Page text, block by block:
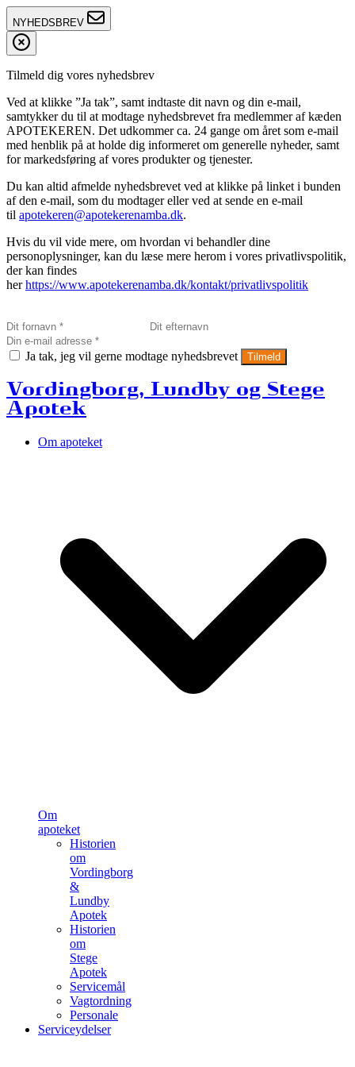
NYHEDSBREV
Tilmeld dig vores nyhedsbrev
Ved at klikke ”Ja tak”, samt indtaste dit navn og din e-mail,
samtykker du til at modtage nyhedsbrevet fra medlemmer af kæden
APOTEKEREN. Det udkommer ca. 24 gange om året som e-mail
med henblik på at holde dig informeret om generelle nyheder, samt
for markedsføring af vores produkter og tjenester.
Du kan altid afmelde nyhedsbrevet ved at klikke på linket i bunden
af den e-mail, som du modtager eller ved at sende en e-mail
til apotekeren@apotekerenamba.dk.
Hvis du vil vide mere, om hvordan vi behandler dine
personoplysninger, kan du læse mere herom i vores privatlivspolitik,
der kan findes
herhttps://www.apotekerenamba.dk/kontakt/privatlivspolitik
Ja tak, jeg vil gerne modtage nyhedsbrevet Tilmeld
Vordingborg, Lundby og Stege
Apotek
Om apoteket
Om
apoteket
Historien
om
Vordingborg
&
Lundby
Apotek
Historien
om
Stege
Apotek
Servicemål
Vagtordning
Personale
Serviceydelser